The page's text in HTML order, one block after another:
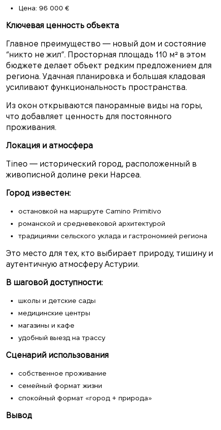
Цена: 96 000 €
Ключевая ценность объекта
Главное преимущество — новый дом и состояние
“никто не жил”. Просторная площадь 110 м² в этом
бюджете делает объект редким предложением для
региона. Удачная планировка и большая кладовая
усиливают функциональность пространства.
Из окон открываются панорамные виды на горы,
что добавляет ценность для постоянного
проживания.
Локация и атмосфера
Tineo — исторический город, расположенный в
живописной долине реки Нарсеа.
Город известен:
остановкой на маршруте Camino Primitivo
романской и средневековой архитектурой
традициями сельского уклада и гастрономией региона
Это место для тех, кто выбирает природу, тишину и
аутентичную атмосферу Астурии.
В шаговой доступности:
школы и детские сады
медицинские центры
магазины и кафе
удобный выезд на трассу
Сценарий использования
собственное проживание
семейный формат жизни
спокойный формат «город + природа»
Вывод